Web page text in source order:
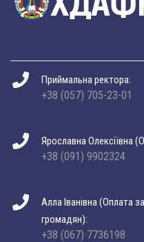
Приймальна ректора:
+38 (057) 705-23-01
Ярославна Олексіївна
+38 (091) 9902324
Алла Іванівна (Оплата
громадян):
+38 (067) 7736198